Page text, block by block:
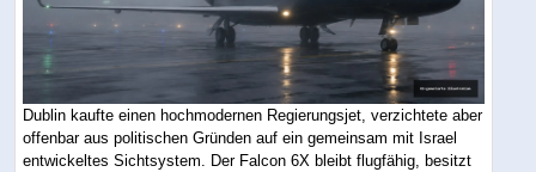
Dublin kaufte einen hochmodernen Regierungsjet, verzichtete aber
offenbar aus politischen Gründen auf ein gemeinsam mit Israel
entwickeltes Sichtsystem. Der Falcon 6X bleibt flugfähig, besitzt